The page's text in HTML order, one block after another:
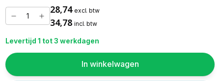
28,74 excl. btw
34,78 incl. btw
Levertijd 1 tot 3 werkdagen
In winkelwagen